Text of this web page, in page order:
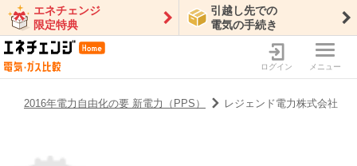
エネチェンジ
限定特典
引越し先での
電気の手続き
ログイン メニュー
2016年電力自由化の要 新電力（PPS） レジェンド電力株式会社